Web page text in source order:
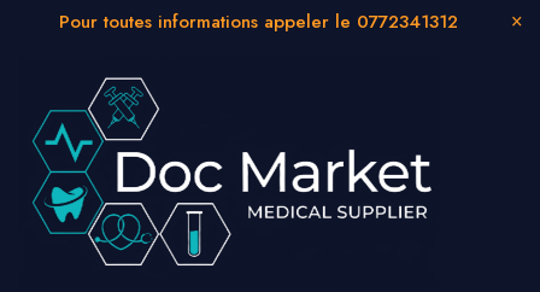
Pour toutes informations appeler le 0772341312